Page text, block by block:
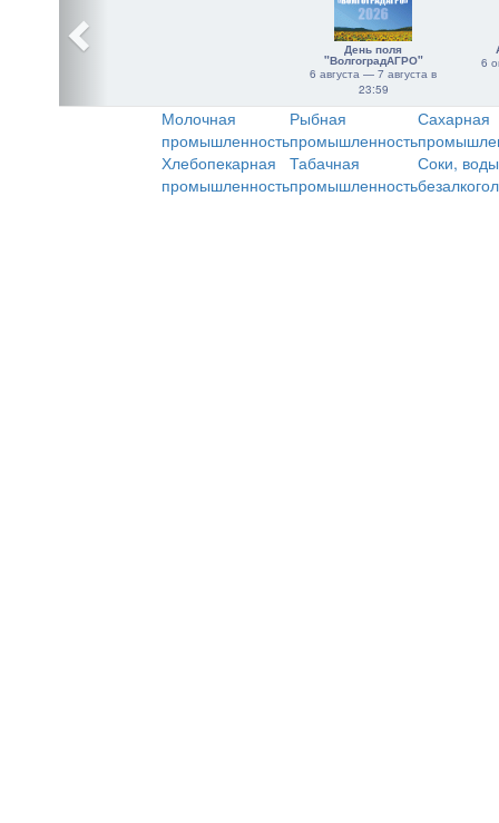
День поля
"ВолгоградАГРО"
6 августа — 7 августа в
23:59
6
Молочная
промышленность
Рыбная
промышленность
Сахарная
Хлебопекарная
промышленность
Табачная
промышленность
Соки,